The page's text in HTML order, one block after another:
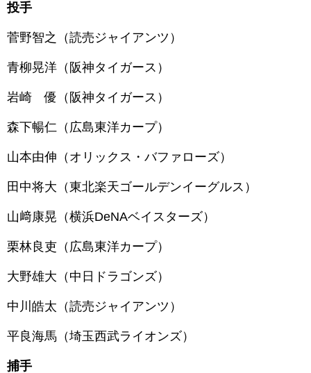
投手
菅野智之（読売ジャイアンツ）
青柳晃洋（阪神タイガース）
岩崎 優（阪神タイガース）
森下暢仁（広島東洋カープ）
山本由伸（オリックス・バファローズ）
田中将大（東北楽天ゴールデンイーグルス）
山﨑康晃（横浜DeNAベイスターズ）
栗林良吏（広島東洋カープ）
大野雄大（中日ドラゴンズ）
中川皓太（読売ジャイアンツ）
平良海馬（埼玉西武ライオンズ）
捕手